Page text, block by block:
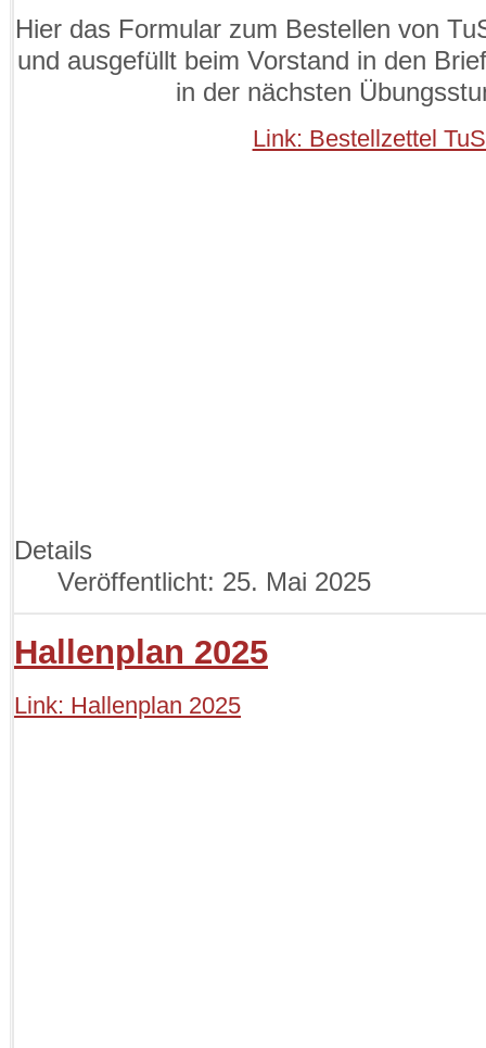
Hier das Formular zum Bestellen von
und ausgefüllt beim Vorstand in den
in der nächsten
Link: Bestellzettel
Details
Veröffentlicht: 25. Mai 2025
Hallenplan 2025
Link: Hallenplan 2025